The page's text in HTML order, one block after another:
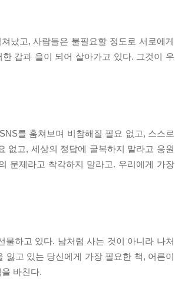
났고, 사람들은 불필요할 정도로 서로에게
갑과 을이 되어 살아가고 있다. 그것이 우
를 훔쳐보며 비참해질 필요 없고, 스스로
없고, 세상의 정답에 굴복하지 말라고 응원
문제라고 착각하지 말라고. 우리에게 가장
물하고 있다. 남처럼 사는 것이 아니라 나처
잃고 있는 당신에게 가장 필요한 책, 어른이
바친다.